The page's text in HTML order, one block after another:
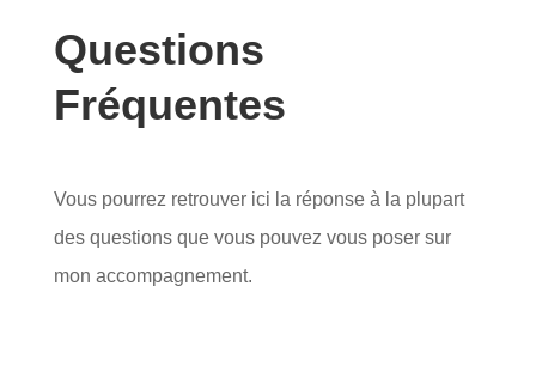
Questions
Fréquentes
Vous pourrez retrouver ici la réponse à la plupart
des questions que vous pouvez vous poser sur
mon accompagnement.